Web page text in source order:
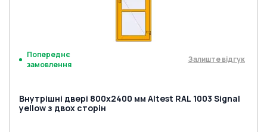
Попереднє
замовлення
Залиште відгук
Внутрішні двері 800x2400 мм Altest RAL 1003 Signal
yellow з двох сторін